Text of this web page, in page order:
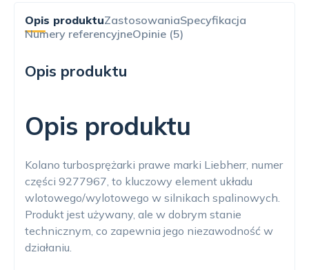
Opis produktuZastosowaniaSpecyfikacja
Numery referencyjneOpinie (5)
Opis produktu
Opis produktu
Kolano turbosprężarki prawe marki Liebherr, numer
części 9277967, to kluczowy element układu
wlotowego/wylotowego w silnikach spalinowych.
Produkt jest używany, ale w dobrym stanie
technicznym, co zapewnia jego niezawodność w
działaniu.